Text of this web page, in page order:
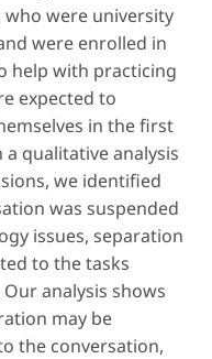
were university
were enrolled in
help with practicing
expected to
in the first
qualitative analysis
we identified
was suspended
issues, separation
to the tasks
analysis shows
may be
the conversation,